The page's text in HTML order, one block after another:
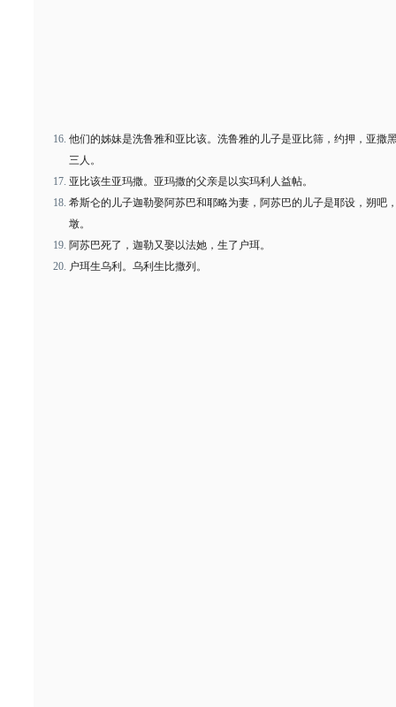
他们的姊妹是洗鲁雅和亚比该。洗鲁雅的儿子是亚比筛，约押，亚撒
三人。
亚比该生亚玛撒。亚玛撒的父亲是以实玛利人益帖。
希斯仑的儿子迦勒娶阿苏巴和耶略为妻，阿苏巴的儿子是耶设，朔吧
墩。
阿苏巴死了，迦勒又娶以法她，生了户珥。
户珥生乌利。乌利生比撒列。